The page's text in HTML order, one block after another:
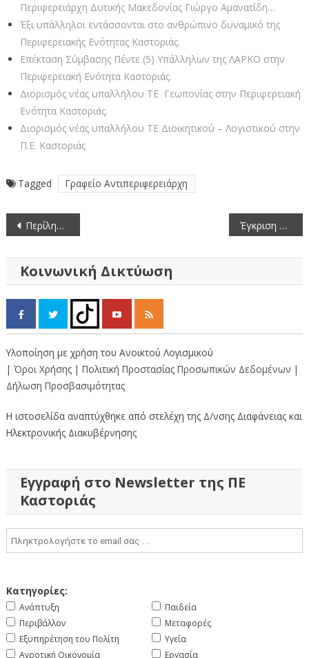
Περιφερειάρχη Δυτικής Μακεδονίας Γιώργο Αμανατίδη…
Έξι υπάλληλοι εντάσσονται στο ανθρώπινο δυναμικό της
Περιφερειακής Ενότητας Καστοριάς.
Επέκταση Σύμβασης Πέντε (5) Υπάλληλων της ΛΑΡΚΟ στην
Περιφερειακή Ενότητα Καστοριάς.
Διορισμός νέας υπαλλήλου ΤΕ Γεωπονίας στην Περιφερειακή
Ενότητα Καστοριάς.
Διορισμός νέας υπαλλήλου ΤΕ Διοικητικού – Λογιστικού στην
Π.Ε. Καστοριάς
Tagged Γραφείο Αντιπεριφερειάρχη
Πλοήγηση
Περίληψη Διακήρυξης: Προμήθεια Ανταλλακτικών, Ελαστικών & Υπηρεσιών Επισκευής Οχημάτων-Μηχανημάτων Έργου Π.Ε. Καστοριάς Έγκριση 37.000€ για την ενίσχυση της Πολιτικής Προστασίας, στην Π.Ε. Καστοριάς, ενόψει Χειμερινών Καιρικών Φαινομένων
Κοινωνική Δικτύωση
Υλοποίηση με χρήση του Ανοικτού Λογισμικού
| Όροι Χρήσης | Πολιτική Προστασίας Προσωπικών Δεδομένων |
Δήλωση Προσβασιμότητας
Η ιστοσελίδα αναπτύχθηκε από στελέχη της Δ/νσης Διαφάνειας και
Ηλεκτρονικής Διακυβέρνησης
Εγγραφή στο Newsletter της ΠΕ
Καστοριάς
Κατηγορίες:
Ανάπτυξη
Περιβάλλον
Εξυπηρέτηση του Πολίτη
Αγροτική Οικονομία
Παιδεία
Μεταφορές
Υγεία
Εργασία